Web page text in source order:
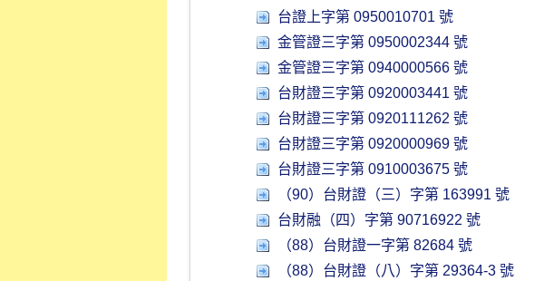
台證上字第 0950010701 號
金管證三字第 0950002344 號
金管證三字第 0940000566 號
台財證三字第 0920003441 號
台財證三字第 0920111262 號
台財證三字第 0920000969 號
台財證三字第 0910003675 號
（90）台財證（三）字第 163991 號
台財融（四）字第 90716922 號
（88）台財證一字第 82684 號
（88）台財證（八）字第 29364-3 號